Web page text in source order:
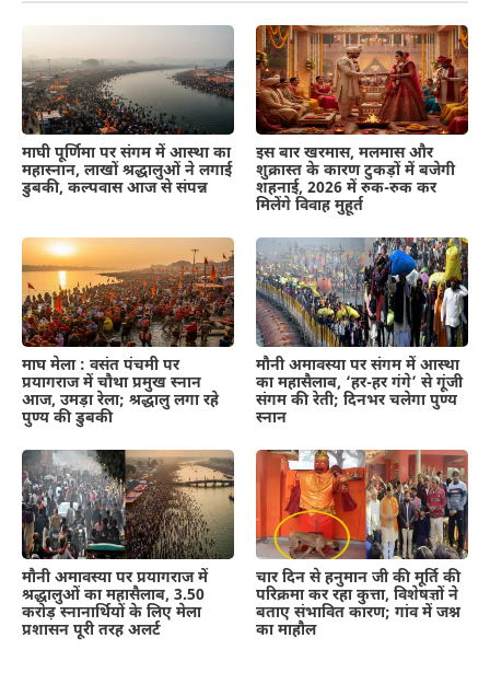
माघी पूर्णिमा पर संगम में आस्था का
महास्नान, लाखों श्रद्धालुओं ने लगाई
डुबकी, कल्पवास आज से संपन्न
इस बार खरमास, मलमास और
शुक्रास्त के कारण टुकड़ों में बजेगी
शहनाई, 2026 में रुक-रुक कर
मिलेंगे विवाह मुहूर्त
माघ मेला : वसंत पंचमी पर
प्रयागराज में चौथा प्रमुख स्नान
आज, उमड़ा रेला; श्रद्धालु लगा रहे
पुण्य की डुबकी
मौनी अमावस्या पर संगम में आस्था
का महासैलाब, ‘हर-हर गंगे’ से गूंजी
संगम की रेती; दिनभर चलेगा पुण्य
स्नान
मौनी अमावस्या पर प्रयागराज में
श्रद्धालुओं का महासैलाब, 3.50
करोड़ स्नानार्थियों के लिए मेला
प्रशासन पूरी तरह अलर्ट
चार दिन से हनुमान जी की मूर्ति की
परिक्रमा कर रहा कुत्ता, विशेषज्ञों ने
बताए संभावित कारण; गांव में जश्न
का माहौल